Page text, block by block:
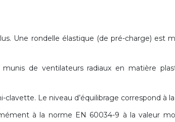
Une rondelle élastique (de pré-charge) est
de ventilateurs radiaux en matière
Le niveau d’équilibrage correspond à la
à la norme EN 60034-9 à la valeur